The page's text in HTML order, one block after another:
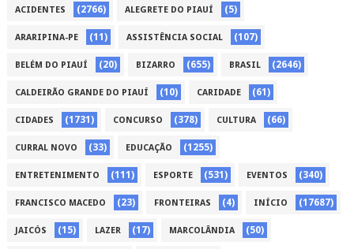
ACIDENTES (2766) ALEGRETE DO PIAUÍ (5)
ARARIPINA-PE (11) ASSISTÊNCIA SOCIAL (107)
BELÉM DO PIAUÍ (20) BIZARRO (655) BRASIL (2646)
CALDEIRÃO GRANDE DO PIAUÍ (10) CARIDADE (61)
CIDADES (1731) CONCURSO (378) CULTURA (66)
CURRAL NOVO (33) EDUCAÇÃO (1255)
ENTRETENIMENTO (111) ESPORTE (531) EVENTOS (340)
FRANCISCO MACEDO (23) FRONTEIRAS (4) INÍCIO (17687)
JAICÓS (15) LAZER (17) MARCOLÂNDIA (50)